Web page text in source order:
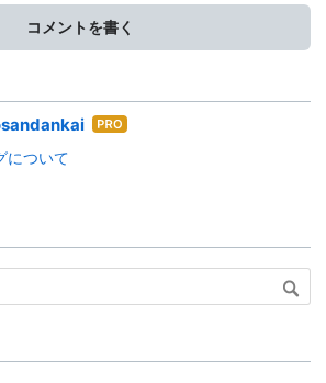
コメントを書く
はて
について